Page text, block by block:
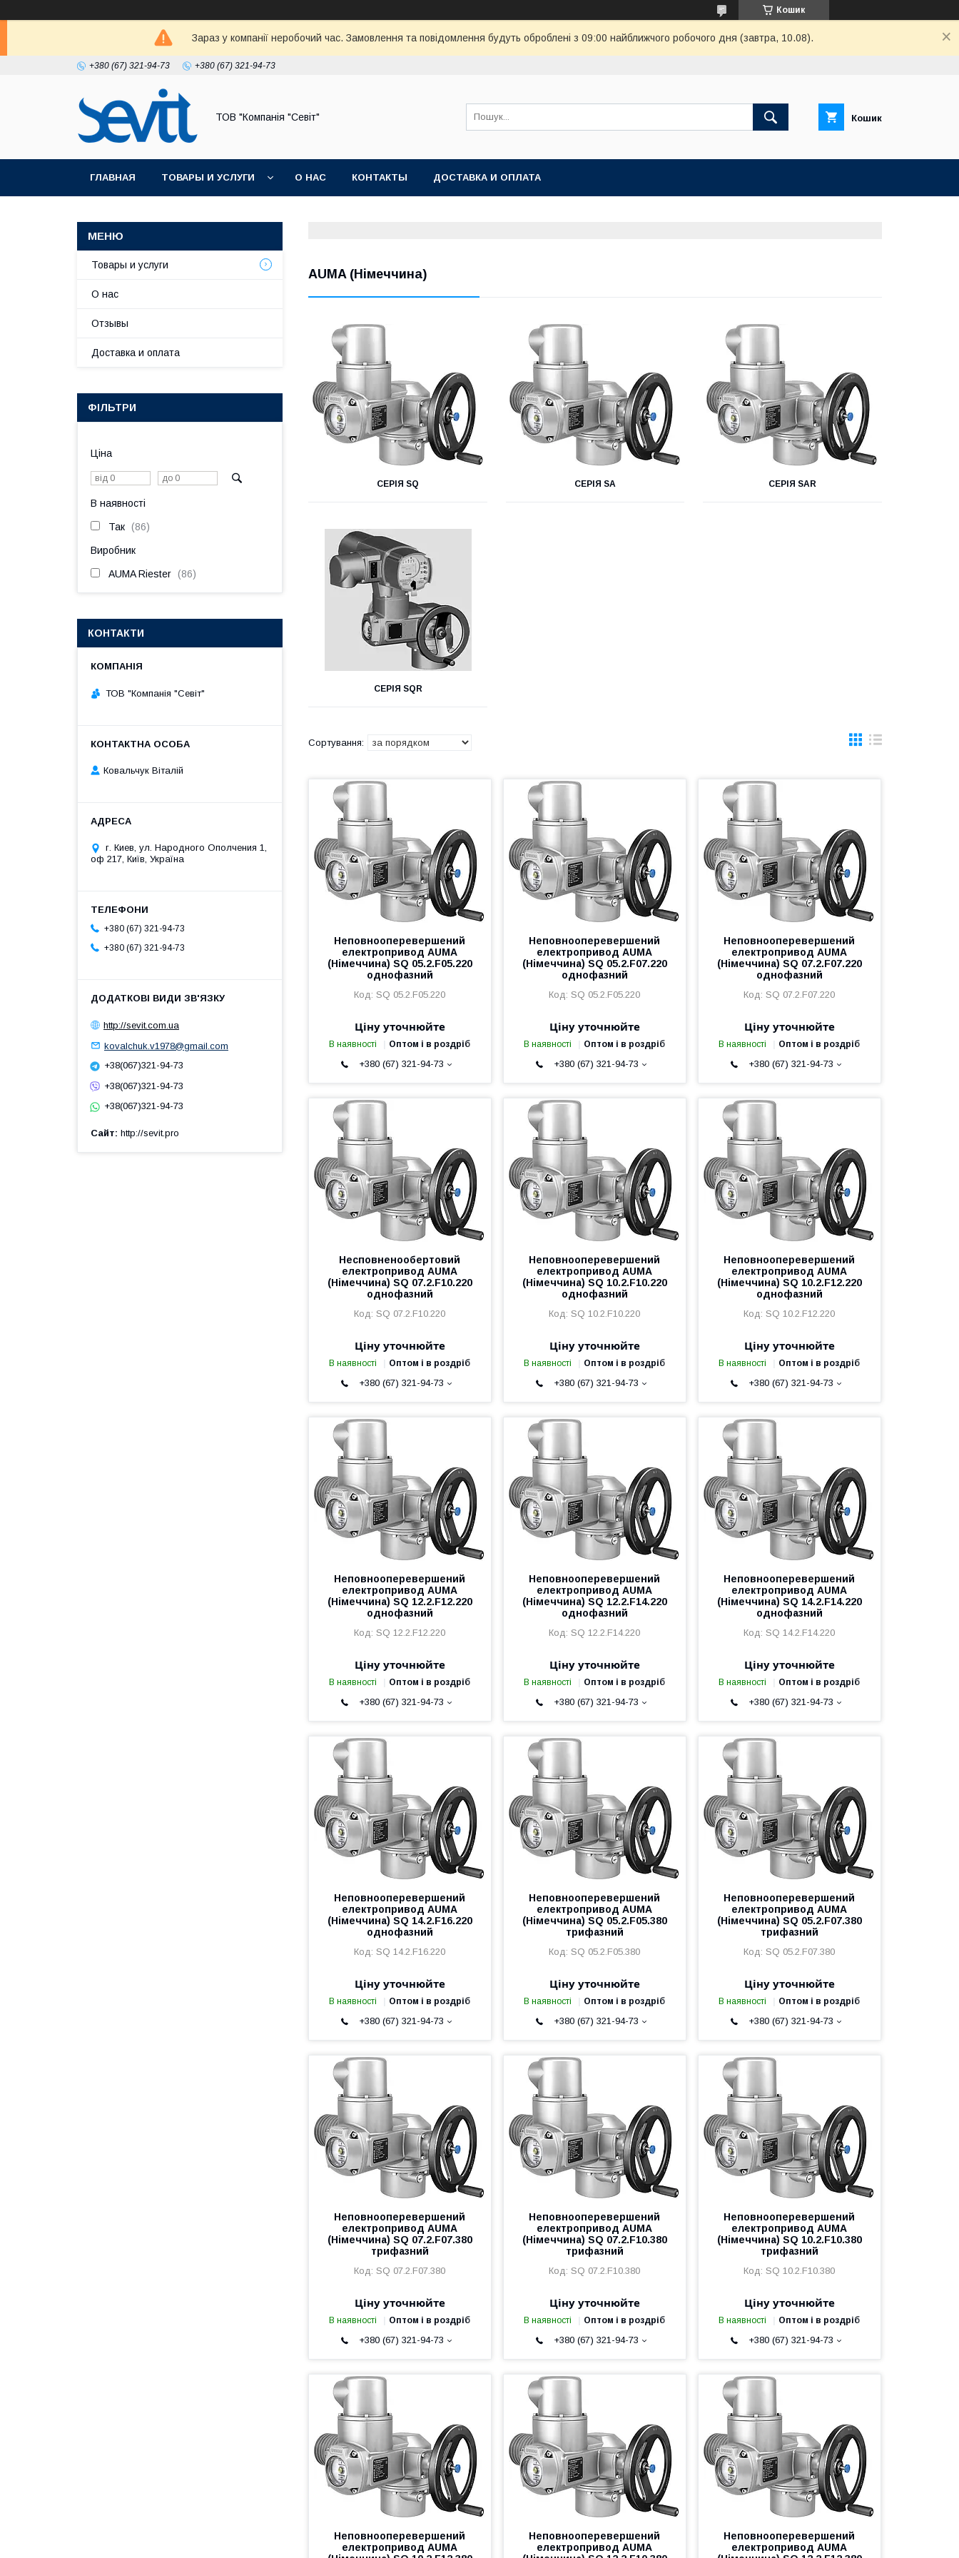
Кошик
Зараз у компанії неробочий час. Замовлення та повідомлення будуть оброблені з 09:00 найближчого робочого дня (завтра, 10.08).
+380 (67) 321-94-73 +380 (67) 321-94-73
ТОВ "Компанія "Севіт" Кошик
ГЛАВНАЯ ТОВАРЫ И УСЛУГИ О НАС КОНТАКТЫ ДОСТАВКА И ОПЛАТА
AUMA (Німеччина)
СЕРІЯ SQ СЕРІЯ SA СЕРІЯ SAR
СЕРІЯ SQR
Неповнооперевершений
електропривод AUMA
(Німеччина) SQ 05.2.F05.220
однофазний
SQ 05.2.F05.220
Ціну уточнюйте
В наявності Оптом і в роздріб
+380 (67) 321-94-73
Неповнооперевершений
електропривод AUMA
(Німеччина) SQ 05.2.F07.220
однофазний
SQ 05.2.F05.220
Ціну уточнюйте
В наявності Оптом і в роздріб
+380 (67) 321-94-73
Неповнооперевершений
електропривод AUMA
(Німеччина) SQ 07.2.F07.220
однофазний
SQ 07.2.F07.220
Ціну уточнюйте
В наявності Оптом і в роздріб
+380 (67) 321-94-73
Несповненообертовий
електропривод AUMA
(Німеччина) SQ 07.2.F10.220
однофазний
SQ 07.2.F10.220
Ціну уточнюйте
В наявності Оптом і в роздріб
+380 (67) 321-94-73
Неповнооперевершений
електропривод AUMA
(Німеччина) SQ 10.2.F10.220
однофазний
SQ 10.2.F10.220
Ціну уточнюйте
В наявності Оптом і в роздріб
+380 (67) 321-94-73
Неповнооперевершений
електропривод AUMA
(Німеччина) SQ 10.2.F12.220
однофазний
SQ 10.2.F12.220
Ціну уточнюйте
В наявності Оптом і в роздріб
+380 (67) 321-94-73
Неповнооперевершений
електропривод AUMA
(Німеччина) SQ 12.2.F12.220
однофазний
SQ 12.2.F12.220
Ціну уточнюйте
В наявності Оптом і в роздріб
+380 (67) 321-94-73
Неповнооперевершений
електропривод AUMA
(Німеччина) SQ 12.2.F14.220
однофазний
SQ 12.2.F14.220
Ціну уточнюйте
В наявності Оптом і в роздріб
+380 (67) 321-94-73
Неповнооперевершений
електропривод AUMA
(Німеччина) SQ 14.2.F14.220
однофазний
SQ 14.2.F14.220
Ціну уточнюйте
В наявності Оптом і в роздріб
+380 (67) 321-94-73
Неповнооперевершений
електропривод AUMA
(Німеччина) SQ 14.2.F16.220
однофазний
SQ 14.2.F16.220
Ціну уточнюйте
В наявності Оптом і в роздріб
+380 (67) 321-94-73
Неповнооперевершений
електропривод AUMA
(Німеччина) SQ 05.2.F05.380
трифазний
SQ 05.2.F05.380
Ціну уточнюйте
В наявності Оптом і в роздріб
+380 (67) 321-94-73
Неповнооперевершений
електропривод AUMA
(Німеччина) SQ 05.2.F07.380
трифазний
SQ 05.2.F07.380
Ціну уточнюйте
В наявності Оптом і в роздріб
+380 (67) 321-94-73
Неповнооперевершений
електропривод AUMA
(Німеччина) SQ 07.2.F07.380
трифазний
SQ 07.2.F07.380
Ціну уточнюйте
В наявності Оптом і в роздріб
+380 (67) 321-94-73
Неповнооперевершений
електропривод AUMA
(Німеччина) SQ 07.2.F10.380
трифазний
SQ 07.2.F10.380
Ціну уточнюйте
В наявності Оптом і в роздріб
+380 (67) 321-94-73
Неповнооперевершений
електропривод AUMA
(Німеччина) SQ 10.2.F10.380
трифазний
SQ 10.2.F10.380
Ціну уточнюйте
В наявності Оптом і в роздріб
+380 (67) 321-94-73
Неповнооперевершений
електропривод AUMA
Неповнооперевершений
електропривод AUMA
Неповнооперевершений
електропривод AUMA
Товары и услуги
О нас
Отзывы
Доставка и оплата
ФІЛЬТРИ
Ціна
В наявності
Так 86
Виробник
AUMA Riester 86
КОНТАКТИ
ТОВ "Компанія "Севіт"
Ковальчук Віталій
г. Киев, ул. Народного Ополчения 1,
оф 217, Київ, Україна
+380 (67) 321-94-73
+380 (67) 321-94-73
http://sevit.com.ua
kovalchuk.v1978@gmail.com
+38(067)321-94-73
+38(067)321-94-73
+38(067)321-94-73
Сайт http://sevit.pro